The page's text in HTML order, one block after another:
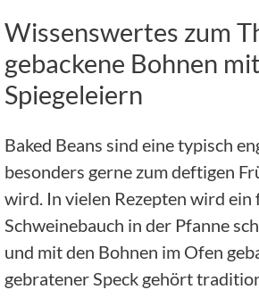
Wissenswertes zum
gebackene Bohnen mit
Spiegeleiern
Baked Beans sind eine typisch
besonders gerne zum deftigen
wird. In vielen Rezepten wird ein
Schweinebauch in der Pfanne
und mit den Bohnen im Ofen
gebratener Speck gehört